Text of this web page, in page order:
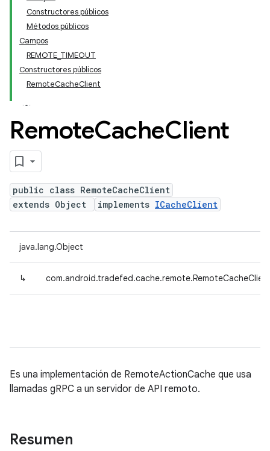
Constructores públicos
Métodos públicos
Campos
REMOTE_TIMEOUT
Constructores públicos
RemoteCacheClient
RemoteCacheClient
public class RemoteCacheClient
extends Object
implements ICacheClient
java.lang.Object
↳
Es una implementación de RemoteActionCache que usa
llamadas gRPC a un servidor de API remoto.
Resumen